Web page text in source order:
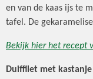
en van de kaas ijs te
tafel. De
Bekijk hier het recept
Duiffilet met